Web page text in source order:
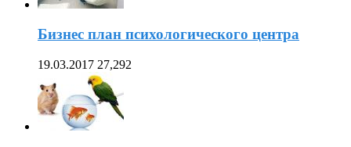
Бизнес план психологического центра
19.03.2017 27,292